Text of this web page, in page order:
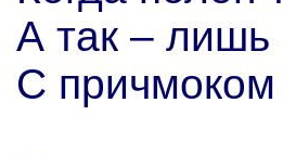
А так – лишь
С причмоком